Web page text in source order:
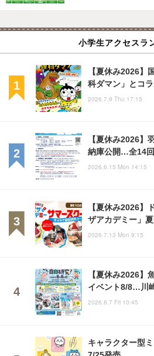
小学生アクセスラ
【夏休み2026】
科ダマン」とコ
2026.7.9 Thu 17:15
【夏休み2026】
納庫公開…全14回
2026.6.15 Mon 14:15
【夏休み2026】
ザアカデミー」
2026.7.13 Mon 9:15
【夏休み2026】
イベント8/8…川
2026.8.7 Fri 10:45
キャラクター型